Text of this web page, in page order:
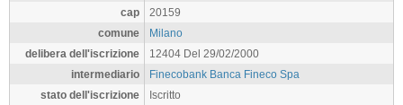
cap
20159
comune
Milano
delibera dell'iscrizione
12404 Del 29/02/2000
intermediario
Finecobank Banca Fineco Spa
stato dell'iscrizione
Iscritto